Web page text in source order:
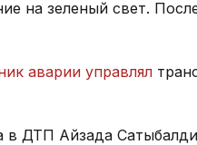
на зеленый свет.
аварии управлял
ДТП Айзада